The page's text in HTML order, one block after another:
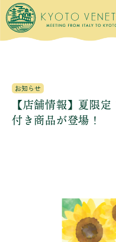
お知らせ
【店舗情報】夏限
付き商品が登場！